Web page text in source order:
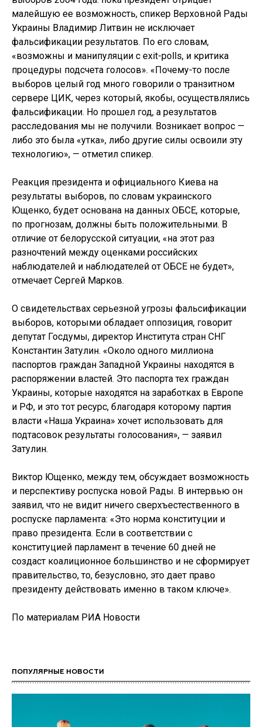
малейшую ее возможность, спикер Верховной Рады
Украины Владимир Литвин не исключает
фальсификации результатов. По его словам,
«возможны и манипуляции с exit-polls, и критика
процедуры подсчета голосов». «Почему-то после
выборов целый год много говорили о транзитном
сервере ЦИК, через который, якобы, осуществлялись
фальсификации. Но прошел год, а результатов
расследования мы не получили. Возникает вопрос —
либо это была «утка», либо другие силы освоили эту
технологию», — отметил спикер.
Реакция президента и официального Киева на
результаты выборов, по словам украинского
Ющенко, будет основана на данных ОБСЕ, которые,
по прогнозам, должны быть положительными. В
отличие от белорусской ситуации, «на этот раз
разночтений между оценками российских
наблюдателей и наблюдателей от ОБСЕ не будет»,
отмечает Сергей Марков.
О свидетельствах серьезной угрозы фальсификации
выборов, которыми обладает оппозиция, говорит
депутат Госдумы, директор Института стран СНГ
Константин Затулин. «Около одного миллиона
паспортов граждан Западной Украины находятся в
распоряжении властей. Это паспорта тех граждан
Украины, которые находятся на заработках в Европе
и РФ, и это тот ресурс, благодаря которому партия
власти «Наша Украина» хочет использовать для
подтасовок результаты голосования», — заявил
Затулин.
Виктор Ющенко, между тем, обсуждает возможность
и перспективу роспуска новой Рады. В интервью он
заявил, что не видит ничего сверхъестественного в
роспуске парламента: «Это норма конституции и
право президента. Если в соответствии с
конституцией парламент в течение 60 дней не
создаст коалиционное большинство и не сформирует
правительство, то, безусловно, это дает право
президенту действовать именно в таком ключе».
По материалам РИА Новости
ПОПУЛЯРНЫЕ НОВОСТИ